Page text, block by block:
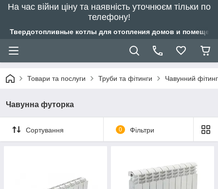
На час війни ціну та наявність уточнюєм тільки по
телефону!
Твердотопливные котлы для отопления домов и
Товари та послуги Труби та фітинги Чавунний фітинг
Чавунна футорка
Сортування 0 Фільтри